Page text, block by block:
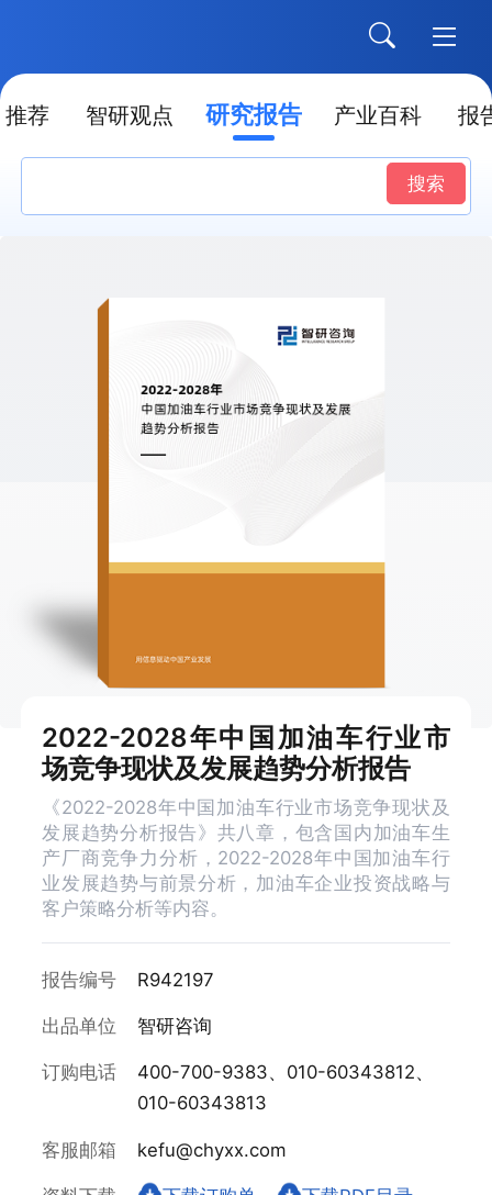
推荐 智研观点 研究报告 产业百科 报
搜索
2022-2028年中国加油车行业市
场竞争现状及发展趋势分析报告
《2022-2028年中国加油车行业市场竞争现状及
发展趋势分析报告》共八章，包含国内加油车生
产厂商竞争力分析，2022-2028年中国加油车行
业发展趋势与前景分析，加油车企业投资战略与
客户策略分析等内容。
报告编号 R942197
出品单位 智研咨询
订购电话
400-700-9383、010-60343812、
010-60343813
客服邮箱 kefu@chyxx.com